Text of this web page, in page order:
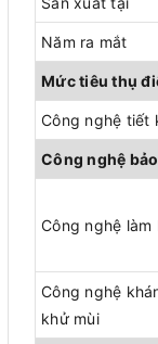
Năm ra mắt
Mức tiêu thụ
Công nghệ tiết
Công nghệ
Công nghệ làm
Công nghệ
khử mùi